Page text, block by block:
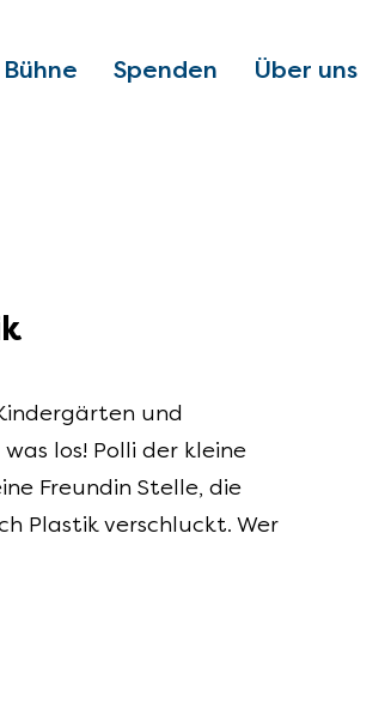
Spenden Über uns
und
los! Polli der kleine
Freundin Stelle, die
Plastik verschluckt. Wer